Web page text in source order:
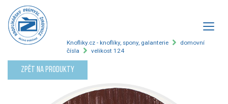
Knofliky.cz - knoflíky, spony, galanterie
domovní
čísla
velikost 124
Zpět na produkty